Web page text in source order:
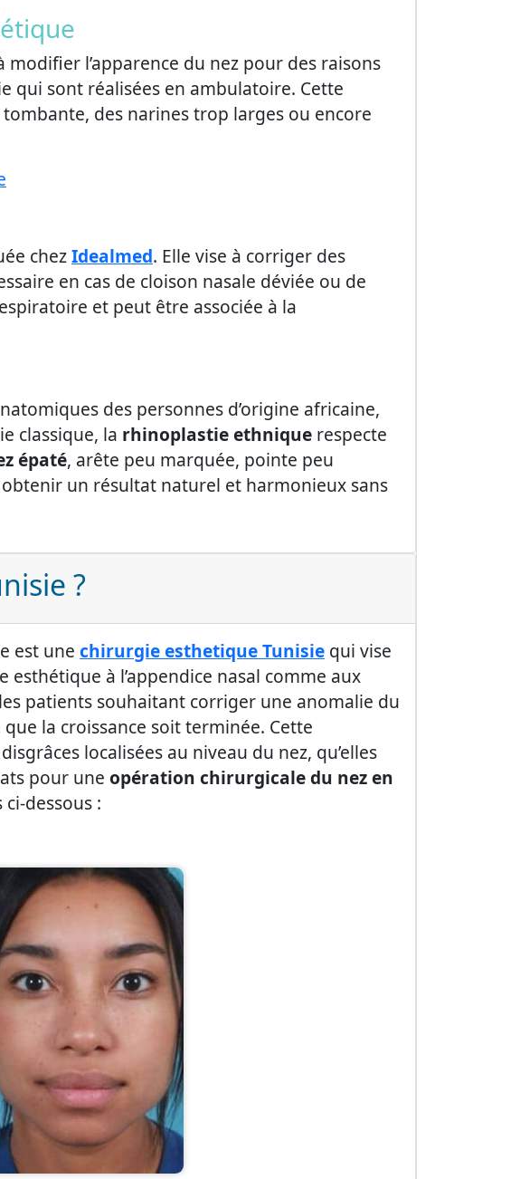
l’apparence du nez pour des raisons
qui sont réalisées en ambulatoire. Cette
des narines trop larges ou encore
chezIdealmed. Elle vise à corriger des
en cas de cloison nasale déviée ou de
et peut être associée à la
des personnes d’origine africaine,
classique, la rhinoplastie ethnique respecte
épaté, arête peu marquée, pointe peu
un résultat naturel et harmonieux sans
?
est une chirurgieesthetiqueTunisie qui vise
à l’appendice nasal comme aux
patients souhaitant corriger une anomalie du
la croissance soit terminée. Cette
localisées au niveau du nez, qu’elles
pour une opération chirurgicale du nez en
dessous :